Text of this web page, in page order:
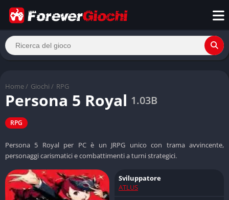
Home / Giochi / RPG
Persona 5 Royal 1.03B
RPG
Persona 5 Royal per PC è un JRPG unico con trama avvincente,
personaggi carismatici e combattimenti a turni strategici.
Sviluppatore
ATLUS